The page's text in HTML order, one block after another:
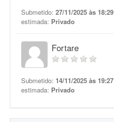
Submetido: 27/11/2025 às 18:29
estimada: Privado
Fortare
Submetido: 14/11/2025 às 19:27
estimada: Privado